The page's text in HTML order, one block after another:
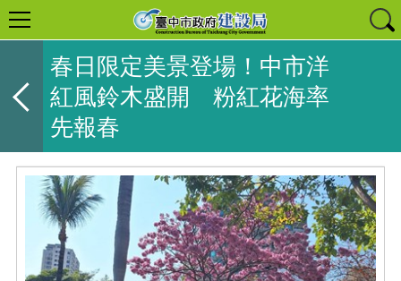
春日限定美景登場！中市洋
紅風鈴木盛開 粉紅花海率
先報春